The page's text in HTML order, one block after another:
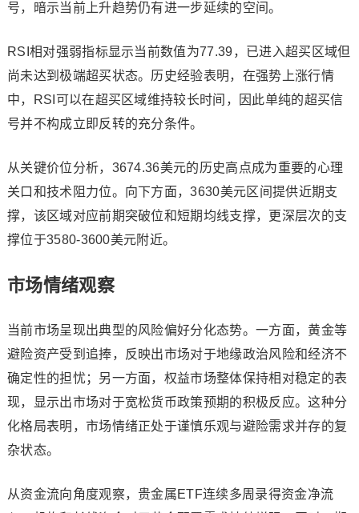
号，暗示当前上升趋势仍有进一步延续的空间。
RSI相对强弱指标显示当前数值为77.39，已进入超买区域但
尚未达到极端超买状态。历史经验表明，在强势上涨行情
中，RSI可以在超买区域维持较长时间，因此单纯的超买信
号并不构成立即反转的充分条件。
从关键价位分析，3674.36美元的历史高点成为重要的心理
关口和技术阻力位。向下方面，3630美元区间提供近期支
撑，该区域对应前期突破位和短期均线支撑，更深层次的支
撑位于3580-3600美元附近。
市场情绪观察
当前市场呈现出典型的风险偏好分化态势。一方面，黄金等
避险资产受到追捧，反映出市场对于地缘政治风险和经济不
确定性的担忧；另一方面，权益市场整体保持相对稳定的表
现，显示出市场对于宽松货币政策预期的积极反应。这种分
化格局表明，市场情绪正处于谨慎乐观与避险需求并存的复
杂状态。
从资金流向角度观察，贵金属ETF连续多周录得资金净流